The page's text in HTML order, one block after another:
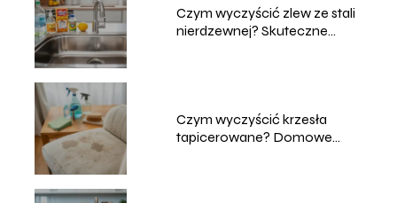
Czym wyczyścić zlew ze stali
nierdzewnej? Skuteczne
Czym wyczyścić krzesła
tapicerowane? Domowe